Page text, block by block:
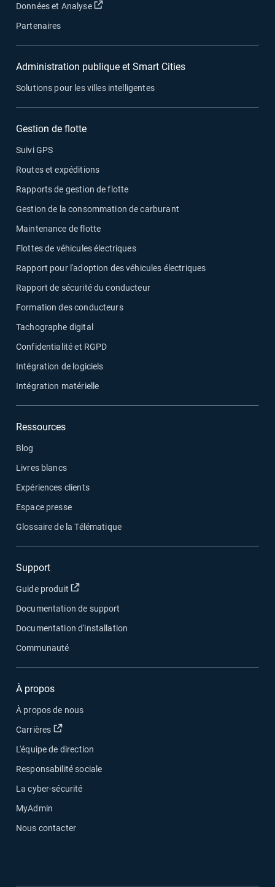
Données et Analyse Ouvrir dans une nouvelle fenêtre
Partenaires
Administration publique et Smart Cities
Solutions pour les villes intelligentes
Gestion de flotte
Suivi GPS
Routes et expéditions
Rapports de gestion de flotte
Gestion de la consommation de carburant
Maintenance de flotte
Flottes de véhicules électriques
Rapport pour l'adoption des véhicules électriques
Rapport de sécurité du conducteur
Formation des conducteurs
Tachographe digital
Confidentialité et RGPD
Intégration de logiciels
Intégration matérielle
Ressources
Blog
Livres blancs
Expériences clients
Espace presse
Glossaire de la Télématique
Support
Guide produit Ouvrir dans une nouvelle fenêtre
Documentation de support
Documentation d'installation
Communauté
À propos
À propos de nous
Carrières
Ouvrir dans une nouvelle fenêtre
L'équipe de direction
Responsabilité sociale
La cyber-sécurité
MyAdmin
Nous contacter